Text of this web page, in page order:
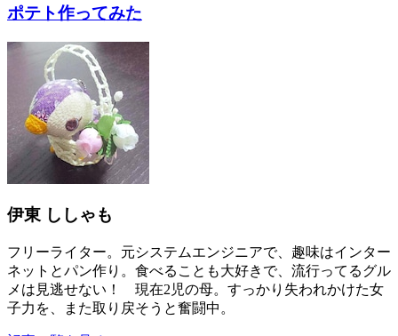
ポテト作ってみた
伊東 ししゃも
フリーライター。元システムエンジニアで、趣味はインター
ネットとパン作り。食べることも大好きで、流行ってるグル
メは見逃せない！ 現在2児の母。すっかり失われかけた女
子力を、また取り戻そうと奮闘中。